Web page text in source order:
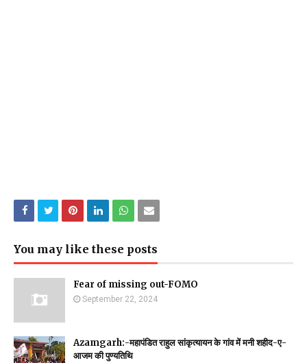
You may like these posts
Fear of missing out-FOMO
September 22, 2024
Azamgarh:-महापंडित राहुल सांकृत्यायन के गांव में मनी शहीद-ए-
आजम की पुण्यतिथि